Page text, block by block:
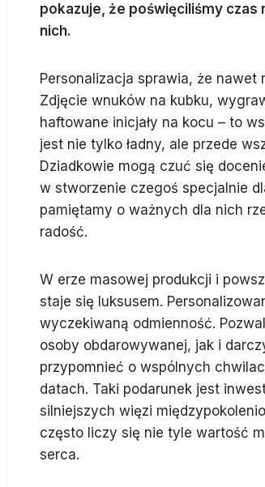
pokazuje, że poświęciliśmy
nich.
Personalizacja sprawia, że
Zdjęcie wnuków na kubku,
haftowane inicjały na kocu – to
jest nie tylko ładny, ale przede
Dziadkowie mogą czuć się
w stworzenie czegoś specjalnie
pamiętamy o ważnych dla nich
radość.
W erze masowej produkcji i
staje się luksusem.
wyczekiwaną odmienność.
osoby obdarowywanej, jak i
przypomnieć o wspólnych
datach. Taki podarunek jest
silniejszych więzi
często liczy się nie tyle wartość
serca.